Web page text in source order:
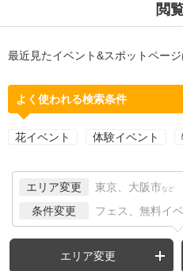
閲
最近見たイベント&スポットページ
よく使われる検索条件
花イベント 体験イベント
エリア変更 東京、大阪市 など
条件変更 フェス、無料イ
エリア変更